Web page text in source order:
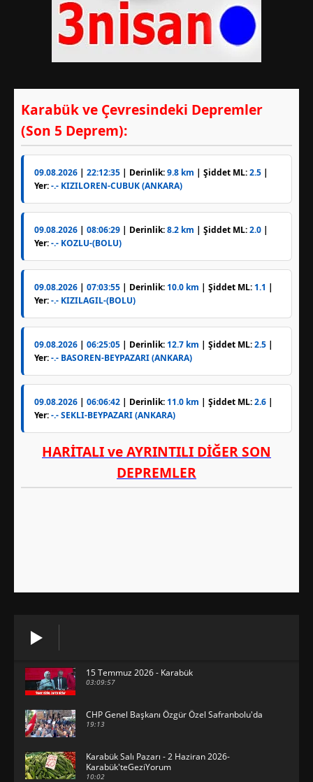
15 Temmuz 2026 - Karabük
03:09:57
CHP Genel Başkanı Özgür Özel Safranbolu'da
19:13
Karabük Salı Pazarı - 2 Haziran 2026-
Karabük'teGeziYorum
10:02